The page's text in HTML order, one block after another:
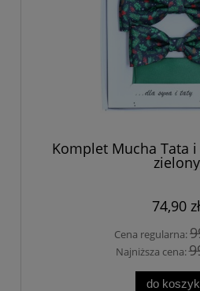
Komplet Mucha Tata i
zielony
74,90 zł
Cena regularna:
Najniższa cena:
do